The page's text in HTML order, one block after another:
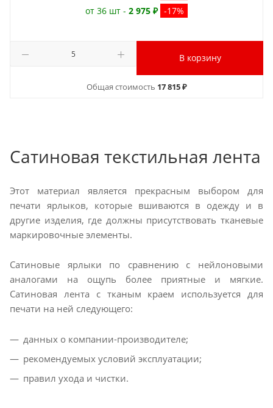
от 36 шт - 2 975 ₽ -17%
В корзину
Общая стоимость 17 815 ₽
Сатиновая текстильная лента
Этот материал является прекрасным выбором для
печати ярлыков, которые вшиваются в одежду и в
другие изделия, где должны присутствовать тканевые
маркировочные элементы.
Сатиновые ярлыки по сравнению с нейлоновыми
аналогами на ощупь более приятные и мягкие.
Cатиновая лента с тканым краем используется для
печати на ней следующего:
данных о компании-производителе;
рекомендуемых условий эксплуатации;
правил ухода и чистки.